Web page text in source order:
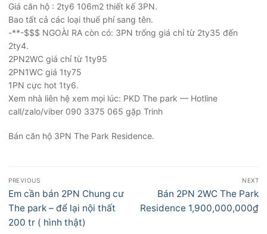
Giá căn hộ : 2ty6 106m2 thiết kế 3PN.
Bao tất cả các loại thuế phí sang tên.
-**-$$$ NGOÀI RA còn có: 3PN trống giá chỉ từ 2ty35 đến
2ty4.
2PN2WC giá chỉ từ 1ty95
2PN1WC giá 1ty75
1PN cực hot 1ty6.
Xem nhà liên hệ xem mọi lúc: PKD The park — Hotline
call/zalo/viber 090 3375 065 gặp Trinh
Bán căn hộ 3PN The Park Residence.
Điều
hướng
bài
viết
PREVIOUS
Previous
post:
Em cần bán 2PN Chung cư
The park – để lại nội thất
200 tr ( hình thật)
NEXT
Next
post:
Bán 2PN 2WC The Park
Residence 1,900,000,000₫